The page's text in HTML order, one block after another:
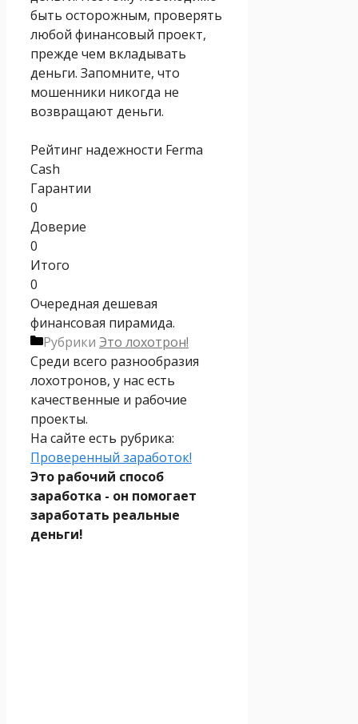
быть осторожным, проверять
любой финансовый проект,
прежде чем вкладывать
деньги. Запомните, что
мошенники никогда не
возвращают деньги.
Рейтинг надежности Ferma
Cash
Гарантии
0
Доверие
0
Итого
0
Очередная дешевая
финансовая пирамида.
Рубрики Это лохотрон!
Среди всего разнообразия
лохотронов, у нас есть
качественные и рабочие
проекты.
На сайте есть рубрика:
Проверенный заработок!
Это рабочий способ
заработка - он помогает
заработать реальные
деньги!